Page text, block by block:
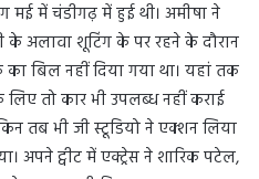
में चंडीगढ़ में हुई थी। अमीषा ने
अलावा शूटिंग के पर रहने के दौरान
बिल नहीं दिया गया था। यहां तक
तो कार भी उपलब्ध नहीं कराई
तब भी जी स्टूडियो ने एक्शन लिया
अपने ट्वीट में एक्ट्रेस ने शारिक पटेल,